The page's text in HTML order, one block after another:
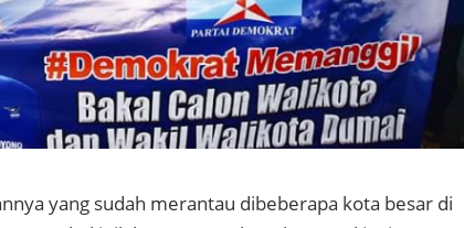
yang sudah merantau dibeberapa kota besar di